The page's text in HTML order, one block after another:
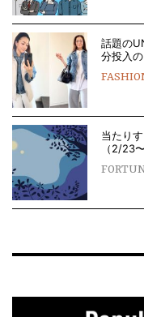
話題の
分投入
当たり
（2/23